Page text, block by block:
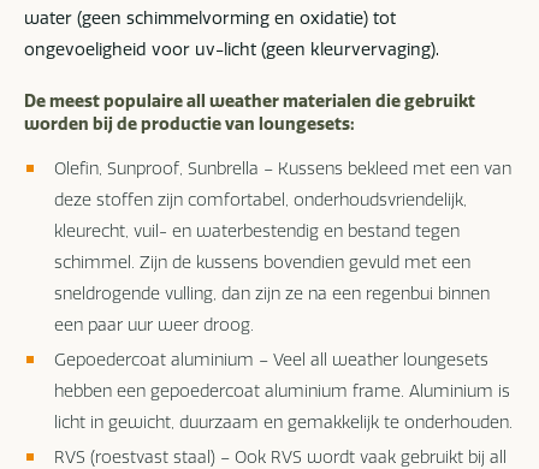
water (geen schimmelvorming en oxidatie) tot
ongevoeligheid voor uv-licht (geen kleurvervaging).
De meest populaire all weather materialen die gebruikt
worden bij de productie van loungesets:
Olefin, Sunproof, Sunbrella – Kussens bekleed met een van
deze stoffen zijn comfortabel, onderhoudsvriendelijk,
kleurecht, vuil- en waterbestendig en bestand tegen
schimmel. Zijn de kussens bovendien gevuld met een
sneldrogende vulling, dan zijn ze na een regenbui binnen
een paar uur weer droog.
Gepoedercoat aluminium – Veel all weather loungesets
hebben een gepoedercoat aluminium frame. Aluminium is
licht in gewicht, duurzaam en gemakkelijk te onderhouden.
RVS (roestvast staal) – Ook RVS wordt vaak gebruikt bij all